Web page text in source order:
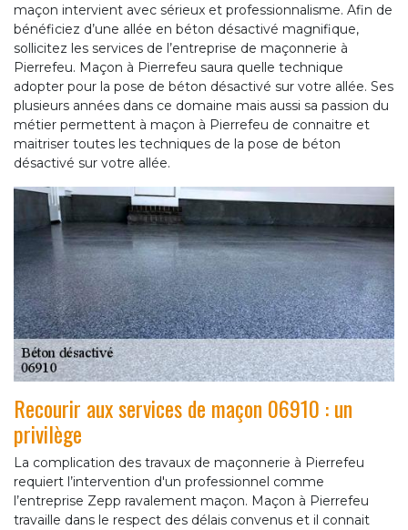
maçon intervient avec sérieux et professionnalisme. Afin de
bénéficiez d’une allée en béton désactivé magnifique,
sollicitez les services de l’entreprise de maçonnerie à
Pierrefeu. Maçon à Pierrefeu saura quelle technique
adopter pour la pose de béton désactivé sur votre allée. Ses
plusieurs années dans ce domaine mais aussi sa passion du
métier permettent à maçon à Pierrefeu de connaitre et
maitriser toutes les techniques de la pose de béton
désactivé sur votre allée.
Recourir aux services de maçon 06910 : un
privilège
La complication des travaux de maçonnerie à Pierrefeu
requiert l’intervention d'un professionnel comme
l’entreprise Zepp ravalement maçon. Maçon à Pierrefeu
travaille dans le respect des délais convenus et il connait